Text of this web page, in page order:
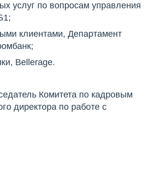
услуг по вопросам управления
клиентами, Департамент
Bellerage.
Комитета по кадровым
директора по работе с